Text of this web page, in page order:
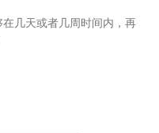
几天或者几周时间内，再